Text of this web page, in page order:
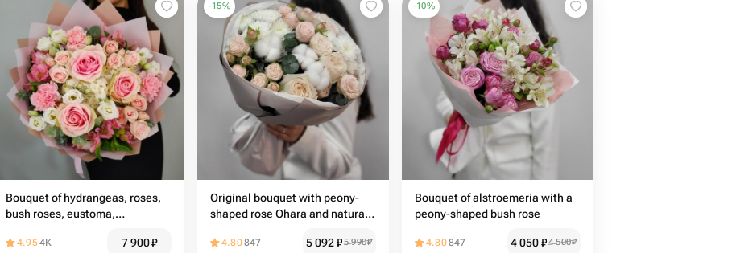
Bouquet of hydrangeas, roses,
bush roses, eustoma,
with eucalyptus, bouquet 234
4.954K 7 900₽
-15%
Original bouquet with peony-
shaped rose Ohara and natural
4.80847 5 092₽5 990₽
-10%
Bouquet of alstroemeria with a
peony-shaped bush rose
4.80847 4 050₽4 500₽